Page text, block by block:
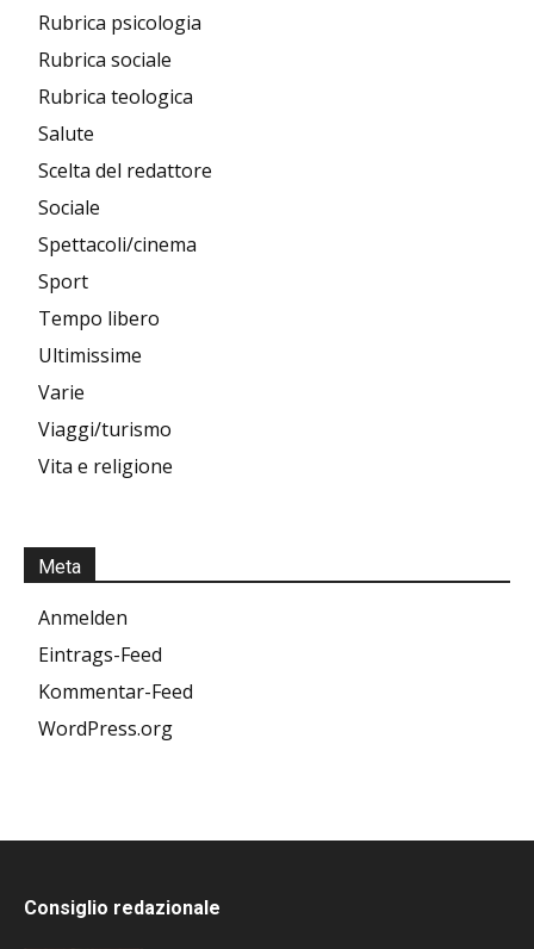
Rubrica psicologia
Rubrica sociale
Rubrica teologica
Salute
Scelta del redattore
Sociale
Spettacoli/cinema
Sport
Tempo libero
Ultimissime
Varie
Viaggi/turismo
Vita e religione
Meta
Anmelden
Eintrags-Feed
Kommentar-Feed
WordPress.org
Consiglio redazionale